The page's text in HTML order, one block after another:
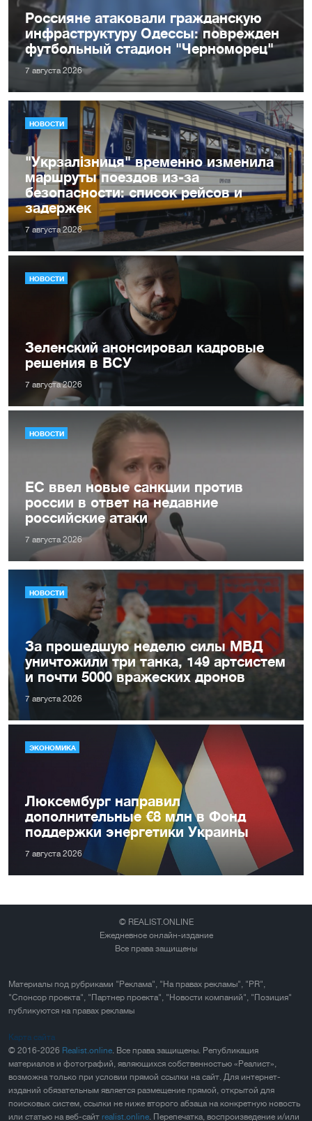
Россияне атаковали гражданскую
инфраструктуру Одессы: поврежден
футбольный стадион "Черноморец"
7 августа 2026
НОВОСТИ
"Укрзалізниця" временно изменила
маршруты поездов из-за
безопасности: список рейсов и
задержек
7 августа 2026
НОВОСТИ
Зеленский анонсировал кадровые
решения в ВСУ
7 августа 2026
НОВОСТИ
ЕС ввел новые санкции против
россии в ответ на недавние
российские атаки
7 августа 2026
НОВОСТИ
За прошедшую неделю силы МВД
уничтожили три танка, 149 артсистем
и почти 5000 вражеских дронов
7 августа 2026
ЭКОНОМИКА
Люксембург направил
дополнительные €8 млн в Фонд
поддержки энергетики Украины
7 августа 2026
© REALIST.ONLINE
Ежедневное онлайн-издание
Все права защищены
Материалы под рубриками "Реклама", "На правах рекламы", "PR",
"Спонсор проекта", "Партнер проекта", "Новости компаний", "Позиция"
публикуются на правах рекламы
Карта сайта
© 2016-2026 Realist.online. Все права защищены. Републикация
материалов и фотографий, являющихся собственностью «Реалист»,
возможна только при условии прямой ссылки на сайт. Для интернет-
изданий обязательным является размещение прямой, открытой для
поисковых систем, ссылки не ниже второго абзаца на конкретную новость
или статью на веб-сайт realist.online. Перепечатка, воспроизведение и/или